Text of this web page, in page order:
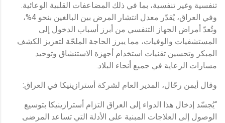
تنفسية وغير تنفسية، بما في ذلك المضاعفات القلبية الوعائية.
وفي العراق، يُقدّر معدل انتشار المرض بين البالغين بنحو 4%،
وتُعدّ أمراض الجهاز التنفسي من أبرز أسباب الدخول إلى
المستشفيات والوفيات، مما يبرز الحاجة الملحّة لتعزيز الكشف
المبكر وتحسين تقنيات استخدام أجهزة الاستنشاق وتوحيد
مسارات الرعاية في جميع أنحاء البلاد.
وقال أيمن رحّال، المدير العام لشركة أسترازينيكا في العراق:
“يُجسّد إدخال هذا الدواء إلى العراق التزام أسترازينيكا بتوسيع
الوصول إلى العلاجات المبنية على الأدلة التي تساعد المرضى